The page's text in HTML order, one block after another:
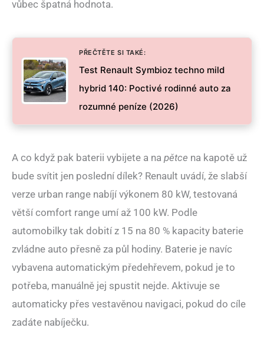
vůbec špatná hodnota.
PŘEČTĚTE SI TAKÉ:
Test Renault Symbioz techno mild
hybrid 140: Poctivé rodinné auto za
rozumné peníze (2026)
A co když pak baterii vybijete a na pětce na kapotě už
bude svítit jen poslední dílek? Renault uvádí, že slabší
verze urban range nabíjí výkonem 80 kW, testovaná
větší comfort range umí až 100 kW. Podle
automobilky tak dobití z 15 na 80 % kapacity baterie
zvládne auto přesně za půl hodiny. Baterie je navíc
vybavena automatickým předehřevem, pokud je to
potřeba, manuálně jej spustit nejde. Aktivuje se
automaticky přes vestavěnou navigaci, pokud do cíle
zadáte nabíječku.